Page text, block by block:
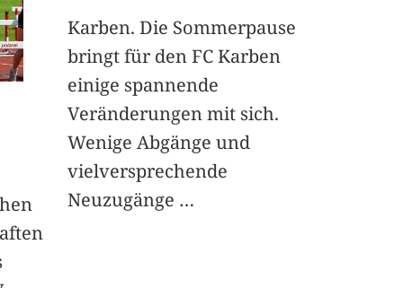
Karben. Die Sommerpause
bringt für den FC Karben
einige spannende
Veränderungen mit sich.
Wenige Abgänge und
vielversprechende
Neuzugänge …